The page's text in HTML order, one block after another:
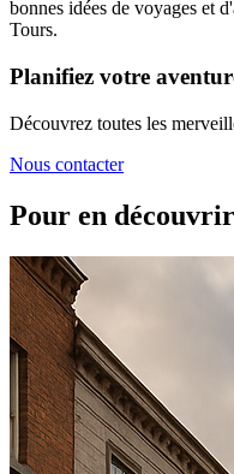
bonnes idées de voyages et
Tours.
Planifiez votre
Découvrez toutes les
Nous contacter
Pour en